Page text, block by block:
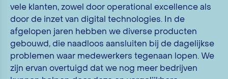
vele klanten, zowel door operational excellence als
door de inzet van digital technologies. In de
afgelopen jaren hebben we diverse producten
gebouwd, die naadloos aansluiten bij de dagelijkse
problemen waar medewerkers tegenaan lopen. We
zijn ervan overtuigd dat we nog meer bedrijven